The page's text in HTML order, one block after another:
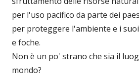
per l'uso pacifico da parte dei
per proteggere l'ambiente e i
e foche.
Non è un po' strano che sia il
mondo?